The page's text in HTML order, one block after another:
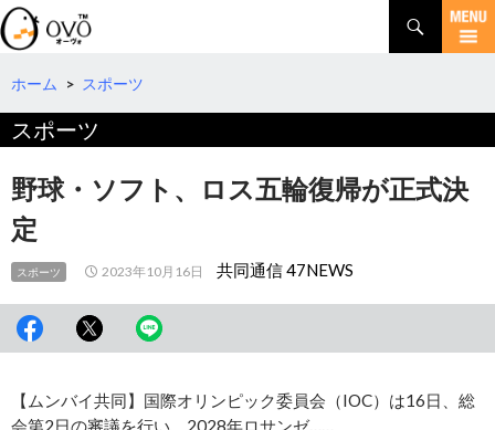
検
索
コ
テ
へ
移
動
ホーム > スポーツ
スポーツ
野球・ソフト、ロス五輪復帰が正式決
定
スポーツ 2023年10月16日 共同通信 47NEWS
【ムンバイ共同】国際オリンピック委員会（IOC）は16日、総